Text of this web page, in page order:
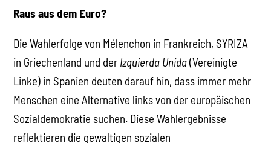
Raus aus dem Euro?
Die Wahlerfolge von Mélenchon in Frankreich, SYRIZA
in Griechenland und der Izquierda Unida(Vereinigte
Linke) in Spanien deuten darauf hin, dass immer mehr
Menschen eine Alternative links von der europäischen
Sozialdemokratie suchen. Diese Wahlergebnisse
reflektieren die gewaltigen sozialen